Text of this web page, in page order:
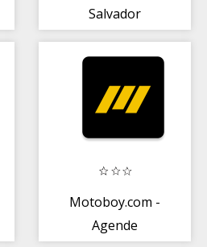
Salvador
Motoboy.com -
Agende